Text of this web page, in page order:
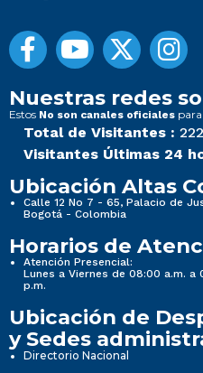
Nuestras redes
Estos No son canales oficiales
Total de Visitantes :
Visitantes Últimas 24
Ubicación Altas
Calle 12 No 7 - 65, Palacio de
Bogotá - Colombia
Horarios de
Atención Presencial:
Lunes a Viernes de 08:00 a.m. a
p.m.
Ubicación de
y Sedes
Directorio Nacional